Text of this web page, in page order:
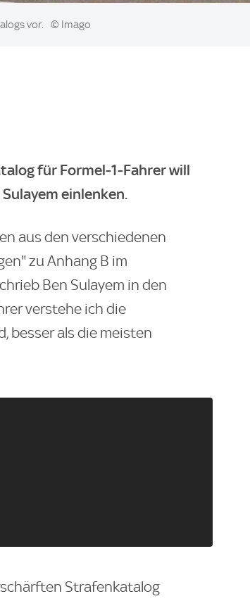
vor. © Imago
für Formel-1-Fahrer will
einlenken.
aus den verschiedenen
zu Anhang B im
Ben Sulayem in den
verstehe ich die
besser als die meisten
Strafenkatalog